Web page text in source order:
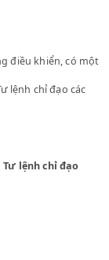
điều khiển,
Tư lệnh chỉ đạo